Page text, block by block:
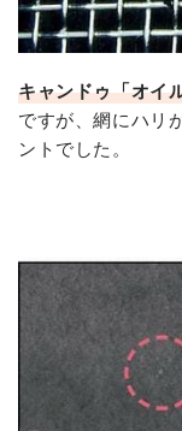
キャンドゥ「オイ
ですが、網にハリ
ントでした。